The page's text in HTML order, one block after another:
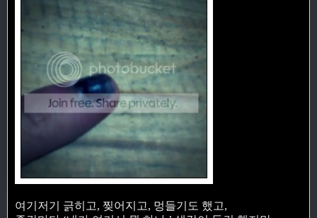
여기저기 긁히고, 찢어지고, 멍들기도 했고,